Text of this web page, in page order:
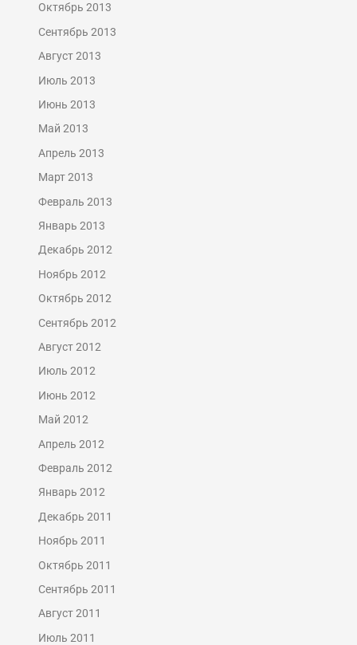
Октябрь 2013
Сентябрь 2013
Август 2013
Июль 2013
Июнь 2013
Май 2013
Апрель 2013
Март 2013
Февраль 2013
Январь 2013
Декабрь 2012
Ноябрь 2012
Октябрь 2012
Сентябрь 2012
Август 2012
Июль 2012
Июнь 2012
Май 2012
Апрель 2012
Февраль 2012
Январь 2012
Декабрь 2011
Ноябрь 2011
Октябрь 2011
Сентябрь 2011
Август 2011
Июль 2011